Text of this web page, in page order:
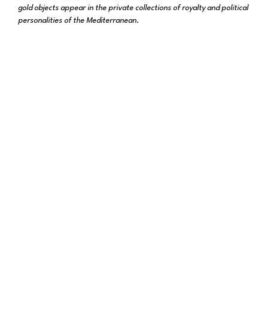
gold objects appear in the private collections of royalty and political
personalities of the Mediterranean.